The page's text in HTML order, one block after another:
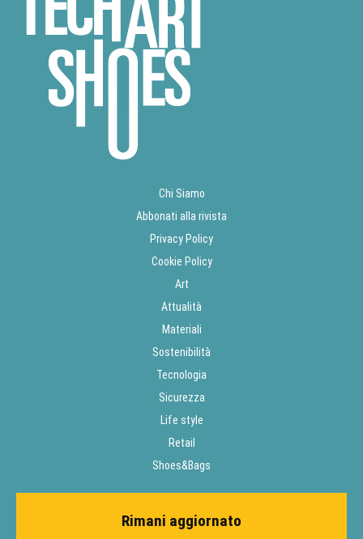
Chi Siamo
Abbonati alla rivista
Privacy Policy
Cookie Policy
Art
Attualità
Materiali
Sostenibilità
Tecnologia
Sicurezza
Life style
Retail
Shoes&Bags
Rimani aggiornato